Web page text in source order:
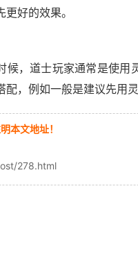
好的效果。
候，道士玩家通常是使用
，例如一般是建议先用灵
本文地址！
278.html